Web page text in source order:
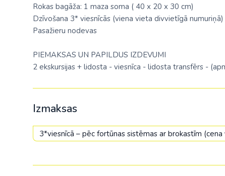
Rokas bagāža: 1 maza soma ( 40 х 20 х 30 cm)
Dzīvošana 3* viesnīcās (viena vieta divvietīgā
Pasažieru nodevas
PIEMAKSAS UN PAPILDUS IZDEVUMI
2 ekskursijas + lidosta - viesnīca - lidosta transfērs -
Izmaksas
3*viesnīcā – pēc fortūnas sistēmas ar brokastīm (cena